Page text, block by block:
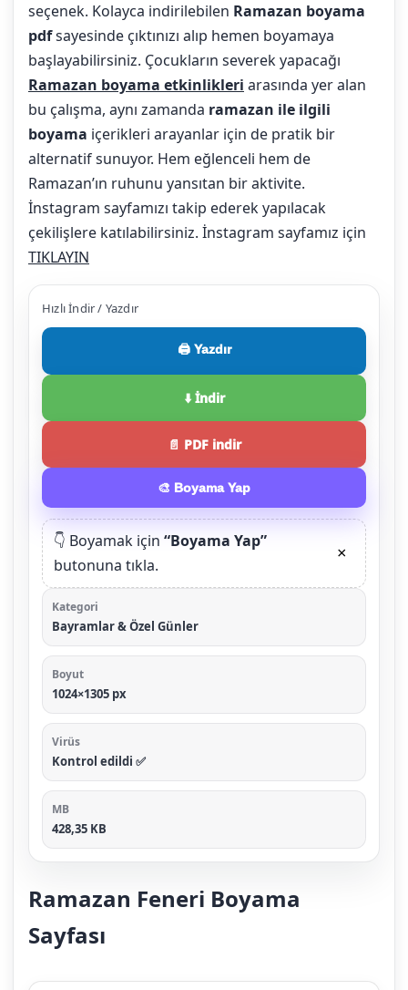
seçenek. Kolayca indirilebilen Ramazan boyama
pdfsayesinde çıktınızı alıp hemen boyamaya
başlayabilirsiniz. Çocukların severek yapacağı
Ramazan boyama etkinlikleri arasında yer alan
bu çalışma, aynı zamanda ramazan ile ilgili
boyama içerikleri arayanlar için de pratik bir
alternatif sunuyor. Hem eğlenceli hem de
Ramazan’ın ruhunu yansıtan bir aktivite.
İnstagram sayfamızı takip ederek yapılacak
çekilişlere katılabilirsiniz. İnstagram sayfamız için
TIKLAYIN
Hızlı İndir / Yazdır
🖨️ Yazdır
⬇️ İndir
📄 PDF indir
🎨 Boyama Yap
👇 Boyamak için “Boyama Yap”
butonuna tıkla.
×
Kategori
Bayramlar & Özel Günler
Boyut
1024×1305 px
Virüs
Kontrol edildi ✅
MB
428,35 KB
Ramazan Feneri Boyama
Sayfası